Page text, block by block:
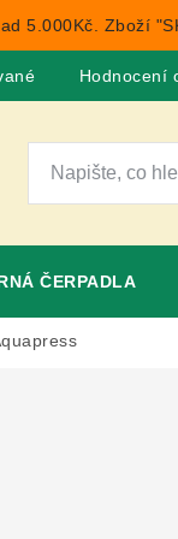
5.000Kč. Zboží
Hodnocení
ČERPADLA